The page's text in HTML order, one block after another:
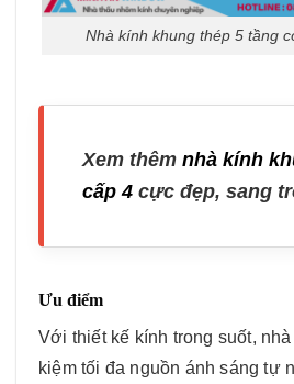
Nhà kính khung thép 5 tầng
Xem thêmnhà kính
cấp 4 cực đẹp, sang
Ưu điểm
Với thiết kế kính trong suốt,
kiệm tối đa nguồn ánh sáng tự